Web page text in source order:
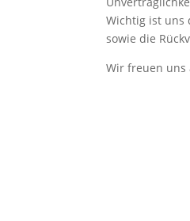
Wichtig ist uns
sowie die
Wir freuen uns